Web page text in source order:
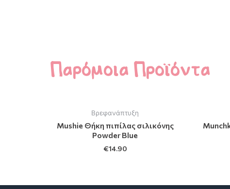
Παρόμοια Προϊόντα
Βρεφανάπτυξη
Mushie Θήκη πιπίλας σιλικόνης
Powder Blue
€14.90